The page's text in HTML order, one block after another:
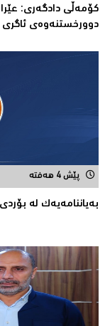
کۆمەڵى دادگەرى:
دوورخستنەوەى
پێش 4 هەفتە
بەیاننامەیەک لە